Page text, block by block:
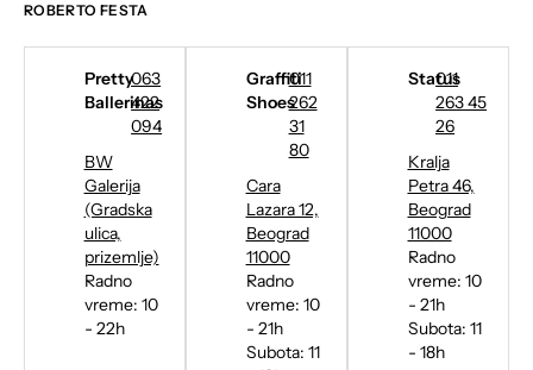
ROBERTO FESTA
Pretty
Ballerinas
063
422
094
BW
Galerija
(Gradska
ulica,
prizemlje)
Radno
vreme: 10
- 22h
Graffiti
Shoes
011
262
31
80
Cara
Lazara 12,
Beograd
11000
Radno
vreme: 10
- 21h
Subota: 11
Status
011
263 45
26
Kralja
Petra 46,
Beograd
11000
Radno
vreme: 10
- 21h
Subota: 11
- 18h